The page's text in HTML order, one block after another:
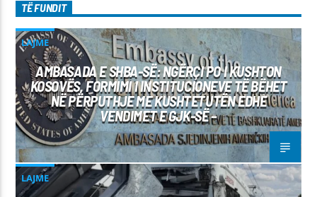
TË FUNDIT
LAJME
AMBASADA E SHBA-SË: NGËRÇI PO I KUSHTON
KOSOVËS, FORMIMI I INSTITUCIONEVE TË BËHET
NË PËRPUTHJE ME KUSHTETUTËN EDHE
VENDIMET E GJK-SË –
LAJME